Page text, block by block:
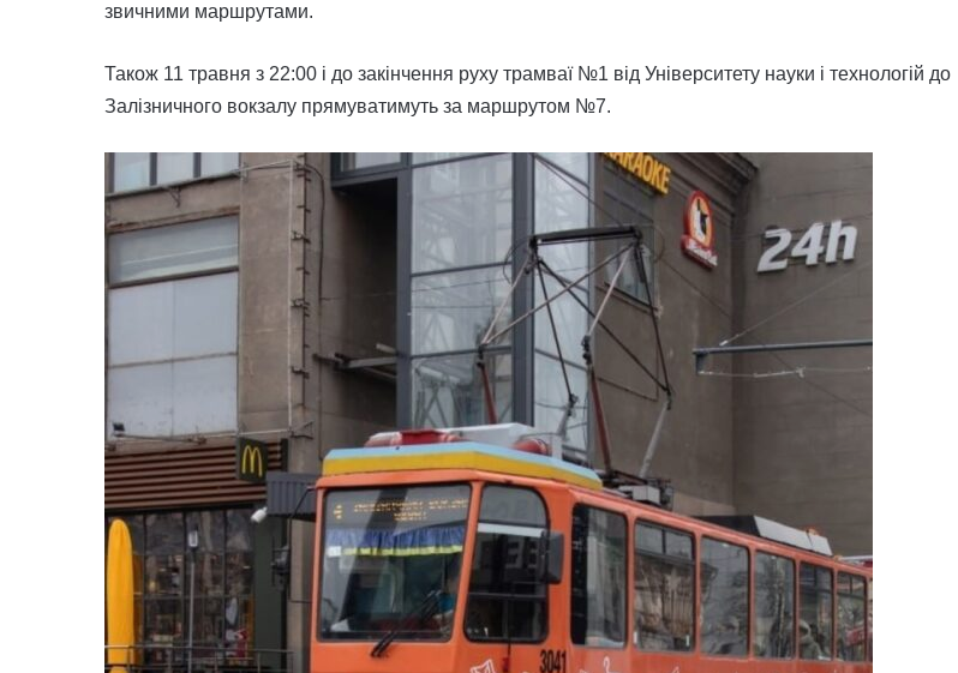
звичними маршрутами.
Також 11 травня з 22:00 і до закінчення руху трамваї №1 від Університету науки і технологій до
Залізничного вокзалу прямуватимуть за маршрутом №7.